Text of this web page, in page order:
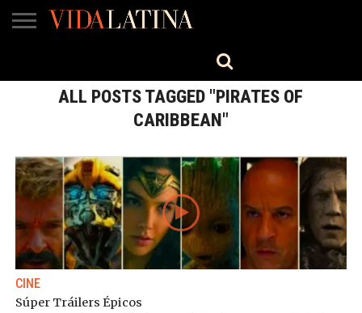
TV
ALL POSTS TAGGED "PIRATES OF
CARIBBEAN"
CINE
Súper Tráilers Épicos